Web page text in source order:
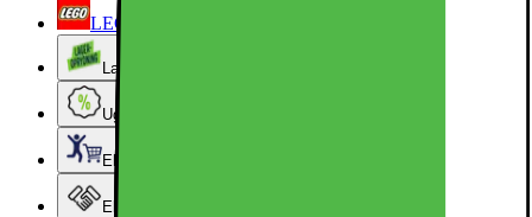
LEGO
Lageroprydning
Ugens tilbud - og andre gode priser
Elgigantens Kundeklub
Elgiganten Erhverv